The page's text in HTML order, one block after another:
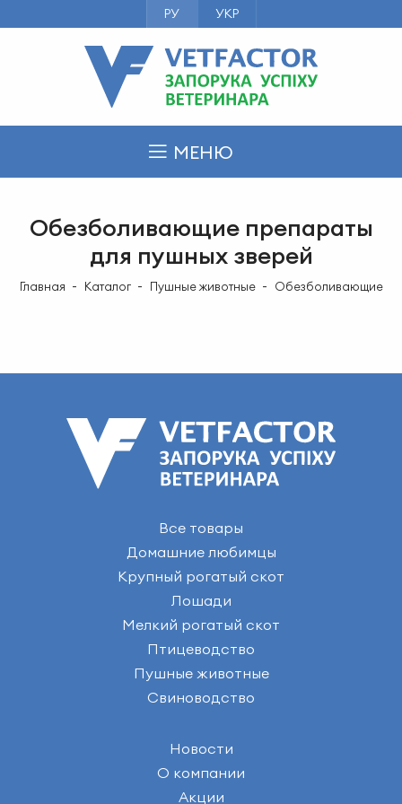
РУ УКР
МЕНЮ
Обезболивающие препараты
для пушных зверей
Главная Каталог Пушные животные Обезболивающие
Все товары
Домашние любимцы
Крупный рогатый скот
Лошади
Мелкий рогатый скот
Птицеводство
Пушные животные
Свиноводство
Новости
О компании
Акции